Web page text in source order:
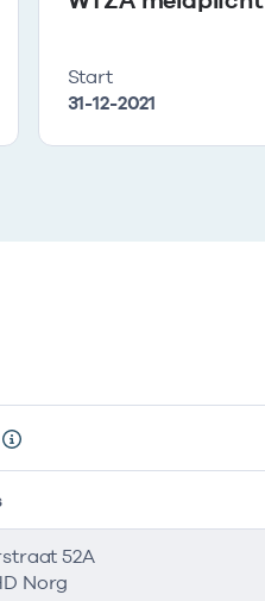
Start
31-12-2021
52A
Norg